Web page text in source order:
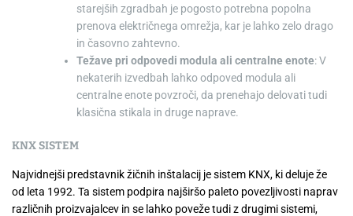
starejših zgradbah je pogosto potrebna popolna
prenova električnega omrežja, kar je lahko zelo drago
in časovno zahtevno.
Težave pri odpovedi modula ali centralne enote: V
nekaterih izvedbah lahko odpoved modula ali
centralne enote povzroči, da prenehajo delovati tudi
klasična stikala in druge naprave.
KNX SISTEM
Najvidnejši predstavnik žičnih inštalacij je sistem KNX, ki deluje že
od leta 1992. Ta sistem podpira najširšo paleto povezljivosti naprav
različnih proizvajalcev in se lahko poveže tudi z drugimi sistemi,